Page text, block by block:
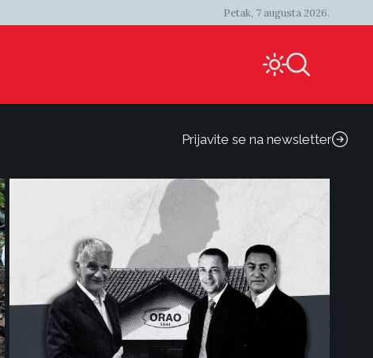
Petak, 7 augusta 2026.
Prijavite se na newsletter